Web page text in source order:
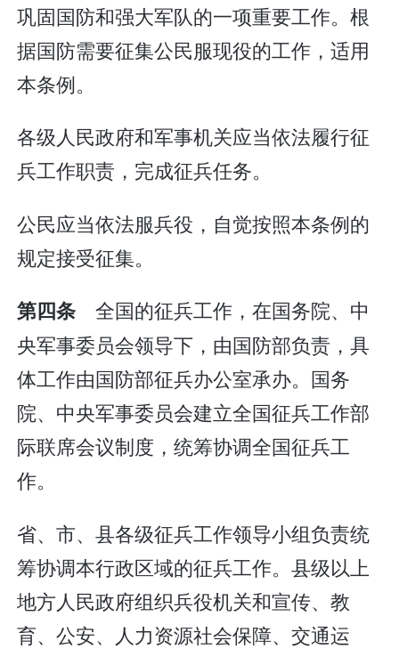
巩固国防和强大军队的一项重要工作。根
据国防需要征集公民服现役的工作，适用
本条例。
各级人民政府和军事机关应当依法履行征
兵工作职责，完成征兵任务。
公民应当依法服兵役，自觉按照本条例的
规定接受征集。
第四条 全国的征兵工作，在国务院、中
央军事委员会领导下，由国防部负责，具
体工作由国防部征兵办公室承办。国务
院、中央军事委员会建立全国征兵工作部
际联席会议制度，统筹协调全国征兵工
作。
省、市、县各级征兵工作领导小组负责统
筹协调本行政区域的征兵工作。县级以上
地方人民政府组织兵役机关和宣传、教
育、公安、人力资源社会保障、交通运